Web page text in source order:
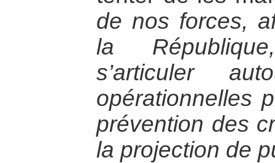
de nos forces,
la
s’articuler
opérationnelles
prévention des
la projection de